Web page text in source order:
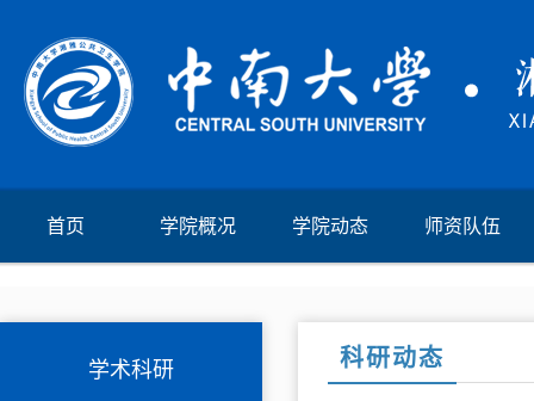
首页 学院概况 学院动态 师资队伍
学术科研 科研动态